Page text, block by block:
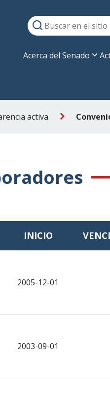
Acerca del Senado
activa
INICIO
2005-12-01
2003-09-01